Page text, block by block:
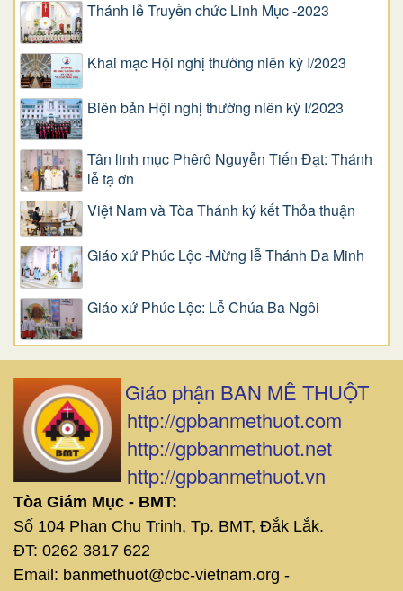
Thánh lễ Truyền chức Linh Mục -2023
Khai mạc Hội nghị thường niên kỳ I/2023
Biên bản Hội nghị thường niên kỳ I/2023
Tân linh mục Phêrô Nguyễn Tiến Đạt: Thánh
lễ tạ ơn
Việt Nam và Tòa Thánh ký kết Thỏa thuận
Giáo xứ Phúc Lộc -Mừng lễ Thánh Đa Minh
Giáo xứ Phúc Lộc: Lễ Chúa Ba Ngôi
Giáo phận BAN MÊ THUỘT
http://gpbanmethuot.com
http://gpbanmethuot.net
http://gpbanmethuot.vn
Tòa Giám Mục - BMT:
Số 104 Phan Chu Trinh, Tp. BMT, Đắk Lắk.
ĐT: 0262 3817 622
Email: banmethuot@cbc-vietnam.org -